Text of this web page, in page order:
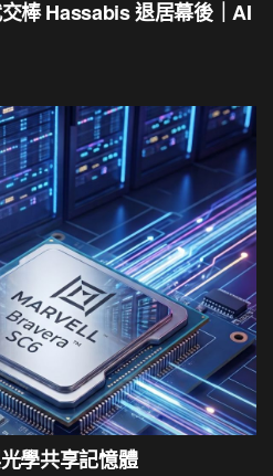
棒 Hassabis 退居幕後｜AI
學共享記憶體